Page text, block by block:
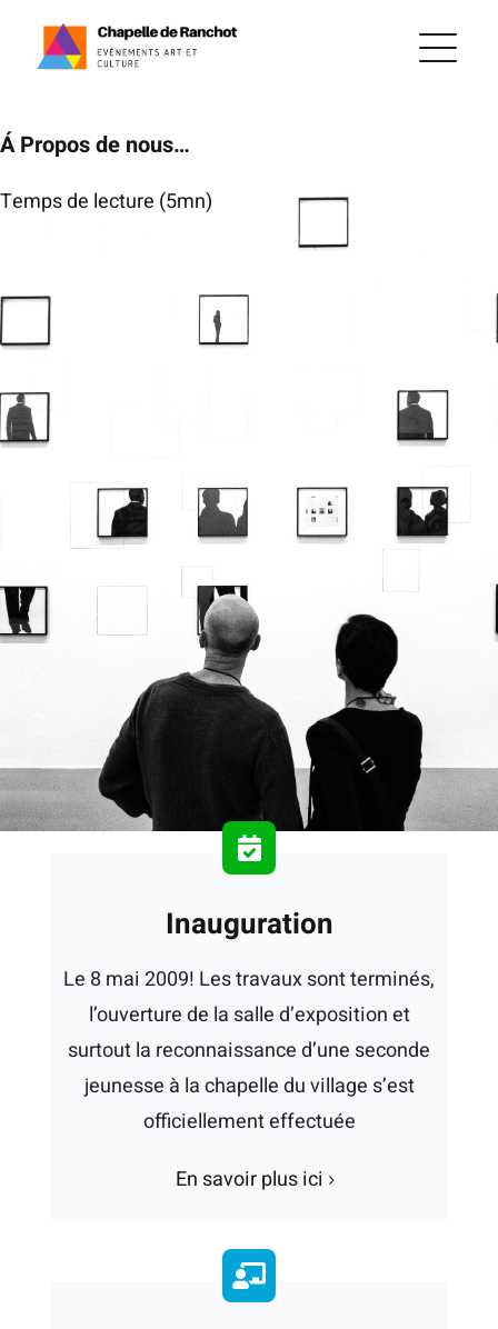
Á Propos de nous…
Temps de lecture (5mn)
Inauguration
Le 8 mai 2009! Les travaux sont terminés,
l’ouverture de la salle d’exposition et
surtout la reconnaissance d’une seconde
jeunesse à la chapelle du village s’est
officiellement effectuée
En savoir plus ici